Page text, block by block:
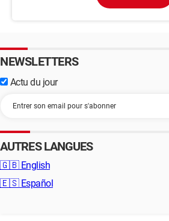
NEWSLETTERS
Actu du jour
AUTRES LANGUES
🇬🇧 English
🇪🇸 Español